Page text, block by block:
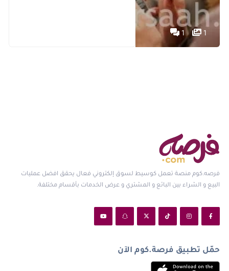
1
1
فرصه.كوم منصة تعمل كوسيط لسوق إلكتروني فعال يحقق افضل عمليات
البيع و الشراء بين البائع و المشتري و عرض الخدمات بأقسام مختلفة.
حمّل تطبيق فرصة.كوم الآن